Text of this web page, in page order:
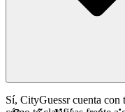
Sí, CityGuessr cuenta con